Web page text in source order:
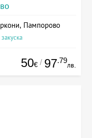
Пампорово
50€ / 97.79
лв.